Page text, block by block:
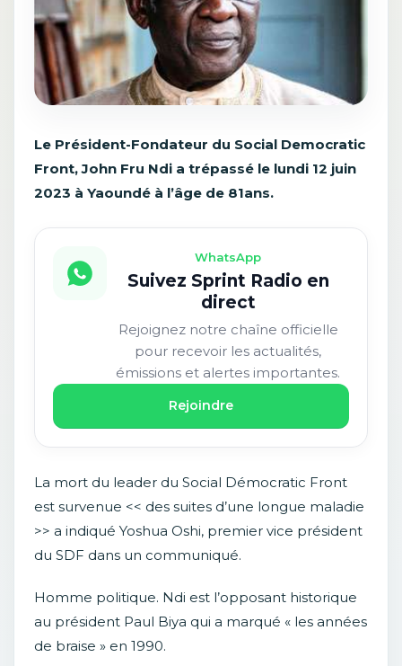
Le Président-Fondateur du Social Democratic
Front, John Fru Ndi a trépassé le lundi 12 juin
2023 à Yaoundé à l’âge de 81ans.
WhatsApp
Suivez Sprint Radio en
direct
Rejoignez notre chaîne officielle
pour recevoir les actualités,
émissions et alertes importantes.
Rejoindre
La mort du leader du Social Démocratic Front
est survenue << des suites d’une longue maladie
>> a indiqué Yoshua Oshi, premier vice président
du SDF dans un communiqué.
Homme politique. Ndi est l’opposant historique
au président Paul Biya qui a marqué « les années
de braise » en 1990.